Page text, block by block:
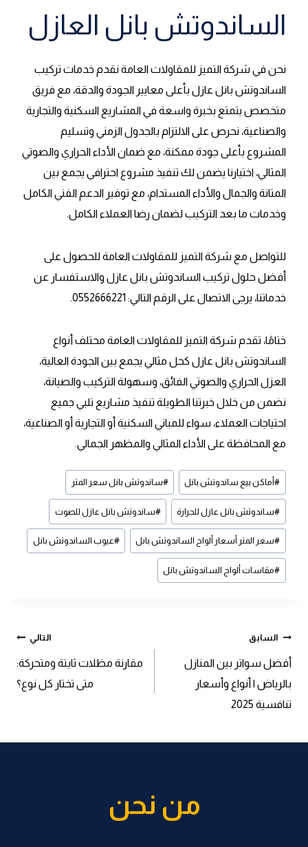
الساندوتش بانل العازل
نحن في شركة التميز للمقاولات العامة نقدم خدمات تركيب
الساندوتش بانل عازل بأعلى معايير الجودة والدقة، مع فريق
متخصص يتمتع بخبرة واسعة في المشاريع السكنية والتجارية
والصناعية، نحرص على الالتزام بالجدول الزمني وتسليم
المشروع بأعلى جودة ممكنة، مع ضمان الأداء الحراري والصوتي
المثالي، اختيارنا يضمن لك تنفيذ مشروع احترافي يجمع بين
المتانة والجمال والأداء المستدام، مع توفير الدعم الفني الكامل
وخدمات ما بعد التركيب لضمان رضا العملاء الكامل.
للتواصل مع شركة التميز للمقاولات العامة للحصول على
أفضل حلول تركيب الساندوتش بانل عازل والاستفسار عن
خدماتنا، يرجى الاتصال على الرقم التالي: 0552666221.
ختامًا، تقدم شركة التميز للمقاولات العامة محتلف أنواع
الساندوتش بانل عازل كحل مثالي يجمع بين الجودة العالية،
العزل الحراري والصوتي الفائق، وسهولة التركيب والصيانة،
نضمن من خلال خبرتنا الطويلة تنفيذ مشاريع تلبي جميع
احتياجات العملاء، سواء للمباني السكنية أو التجارية أو الصناعية،
مع المحافظة على الأداء المثالي والمظهر الجمالي.
وسوم
المقال:
#أماكن بيع ساندوتش بانل #ساندوتش بانل سعر المتر
#ساندوتش بانل عازل للحرارة #ساندوتش بانل عازل للصوت
#سعر المتر أسعار ألواح الساندوتش بانل #عيوب الساندوتش بانل
#مقاسات ألواح الساندوتش بانل
تصفّح
المقالات
السابق
أفضل سواتر بين المنازل
بالرياض | أنواع وأسعار
تنافسية 2025
التالي
مقارنة مظلات ثابتة ومتحركة:
متى تختار كل نوع؟
من نحن